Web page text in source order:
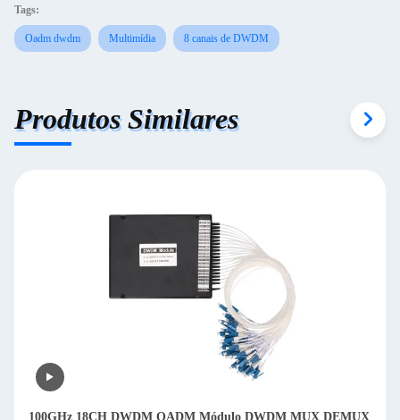
Tags:
Oadm dwdm Multimídia 8 canais de DWDM
Produtos Similares
100GHz 18CH DWDM OADM Módulo DWDM MUX DEMUX